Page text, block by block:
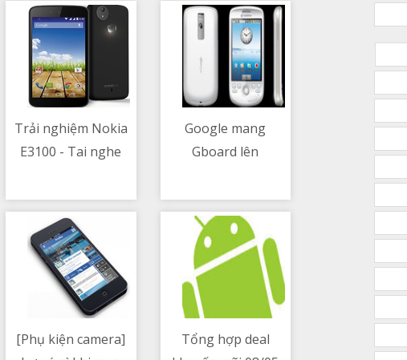
Trải nghiệm Nokia
E3100 - Tai nghe
nhiều màu sắc, bass
nhiều, nghe tạp ổn
Google mang
Gboard lên
gì thế này sao xài
[Phụ kiện camera]
Tổng hợp deal